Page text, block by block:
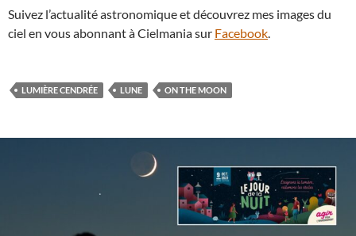
Suivez l’actualité astronomique et découvrez mes images du
ciel en vous abonnant à Cielmania sur Facebook.
LUMIÈRE CENDRÉE LUNE ON THE MOON